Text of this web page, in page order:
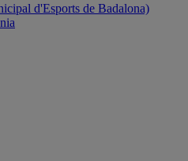
d'Esports de Badalona)